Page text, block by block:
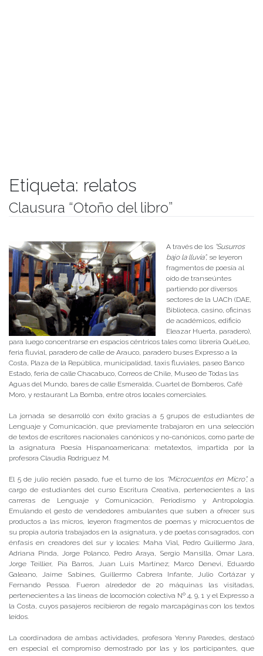
Etiqueta: relatos
Clausura “Otoño del libro”
A través de los “Susurros
bajo la lluvia”, se leyeron
fragmentos de poesía al
oído de transeúntes
partiendo por diversos
sectores de la UACh (DAE,
Biblioteca, casino, oficinas
de académicos, edificio
Eleazar Huerta, paradero),
para luego concentrarse en espacios céntricos tales como: librería QuéLeo,
feria fluvial, paradero de calle de Arauco, paradero buses Expresso a la
Costa, Plaza de la República, municipalidad, taxis fluviales, paseo Banco
Estado, feria de calle Chacabuco, Correos de Chile, Museo de Todas las
Aguas del Mundo, bares de calle Esmeralda, Cuartel de Bomberos, Café
Moro, y restaurant La Bomba, entre otros locales comerciales.
La jornada se desarrolló con éxito gracias a 5 grupos de estudiantes de
Lenguaje y Comunicación, que previamente trabajaron en una selección
de textos de escritores nacionales canónicos y no-canónicos, como parte de
la asignatura Poesía Hispanoamericana: metatextos, impartida por la
profesora Claudia Rodríguez M.
El 5 de julio recién pasado, fue el turno de los “Microcuentos en Micro”, a
cargo de estudiantes del curso Escritura Creativa, pertenecientes a las
carreras de Lenguaje y Comunicación, Periodismo y Antropología.
Emulando el gesto de vendedores ambulantes que suben a ofrecer sus
productos a las micros, leyeron fragmentos de poemas y microcuentos de
su propia autoría trabajados en la asignatura, y de poetas consagrados, con
énfasis en creadores del sur y locales: Maha Vial, Pedro Guillermo Jara,
Adriana Pinda, Jorge Polanco, Pedro Araya, Sergio Mansilla, Omar Lara,
Jorge Teillier, Pía Barros, Juan Luis Martínez; Marco Denevi, Eduardo
Galeano, Jaime Sabines, Guillermo Cabrera Infante, Julio Cortázar y
Fernando Pessoa. Fueron alrededor de 20 máquinas las visitadas,
pertenecientes a las líneas de locomoción colectiva Nº 4, 9, 1 y el Expresso a
la Costa, cuyos pasajeros recibieron de regalo marcapáginas con los textos
leídos.
La coordinadora de ambas actividades, profesora Yenny Paredes, destacó
en especial el compromiso demostrado por las y los participantes, que